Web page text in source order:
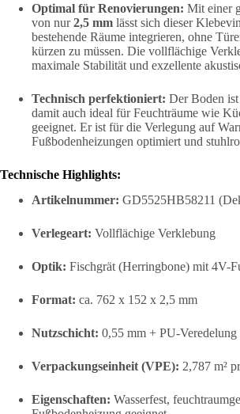
Optimal für Renovierungen: Mit einer
von nur2,5 mm lässt sich dieser
bestehende Räume integrieren, ohne
kürzen zu müssen. Die vollflächige
maximale Stabilität und exzellente
Technisch perfektioniert: Der Boden
damit auch ideal für Feuchträume wie
geeignet. Er ist für die Verlegung auf
Fußbodenheizungen optimiert und
Technische Highlights:
Artikelnummer: GD5525HB58211
Verlegeart: Vollflächige Verklebung
Optik: Fischgrät (Herringbone) mit 4V-
Format: ca. 762 x 152 x 2,5 mm
Nutzschicht: 0,55 mm + PU-Veredelung
Verpackungseinheit (VPE): 2,787 m²
Eigenschaften: Wasserfest,